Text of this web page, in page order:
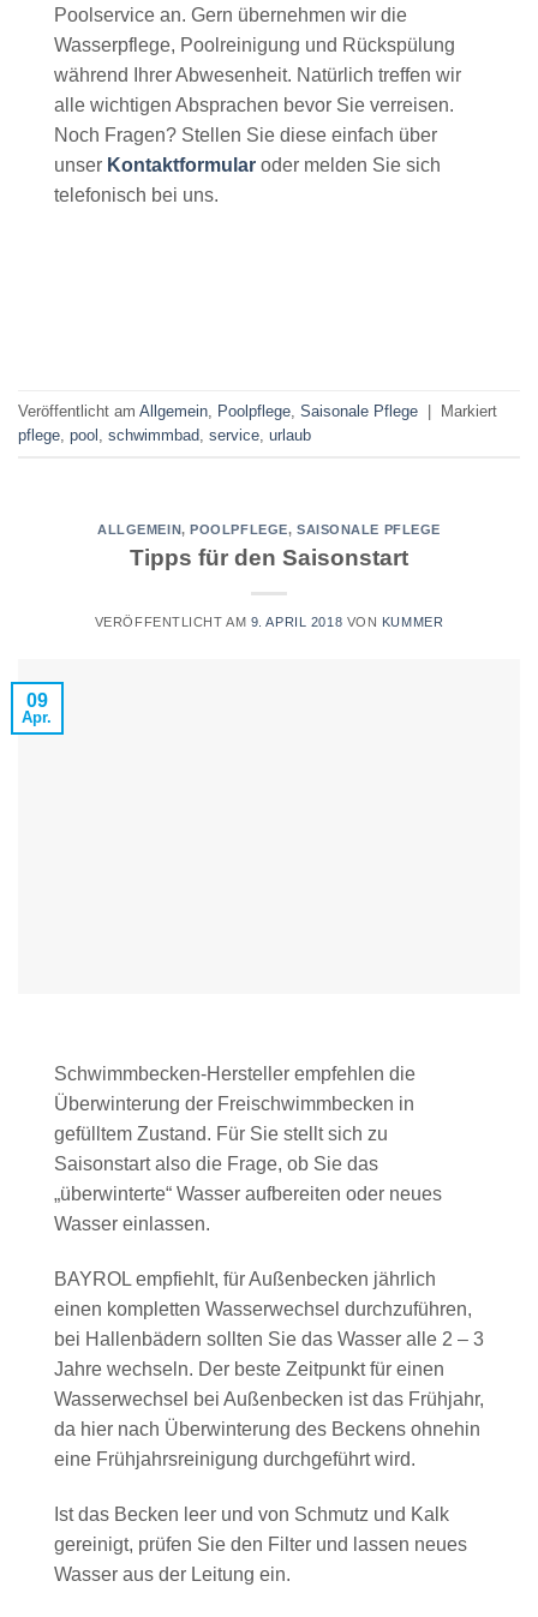
Poolservice an. Gern übernehmen wir die
Wasserpflege, Poolreinigung und Rückspülung
während Ihrer Abwesenheit. Natürlich treffen wir
alle wichtigen Absprachen bevor Sie verreisen.
Noch Fragen? Stellen Sie diese einfach über
unser Kontaktformular oder melden Sie sich
telefonisch bei uns.
Veröffentlicht am Allgemein Poolpflege Saisonale Pflege | Markiert
pflege pool schwimmbad service urlaub
ALLGEMEIN, POOLPFLEGE, SAISONALE PFLEGE
Tipps für den Saisonstart
VERÖFFENTLICHT AM 9. APRIL 2018 VON KUMMER
09
Apr.
Schwimmbecken-Hersteller empfehlen die
Überwinterung der Freischwimmbecken in
gefülltem Zustand. Für Sie stellt sich zu
Saisonstart also die Frage, ob Sie das
„überwinterte“ Wasser aufbereiten oder neues
Wasser einlassen.
BAYROL empfiehlt, für Außenbecken jährlich
einen kompletten Wasserwechsel durchzuführen,
bei Hallenbädern sollten Sie das Wasser alle 2 – 3
Jahre wechseln. Der beste Zeitpunkt für einen
Wasserwechsel bei Außenbecken ist das Frühjahr,
da hier nach Überwinterung des Beckens ohnehin
eine Frühjahrsreinigung durchgeführt wird.
Ist das Becken leer und von Schmutz und Kalk
gereinigt, prüfen Sie den Filter und lassen neues
Wasser aus der Leitung ein.